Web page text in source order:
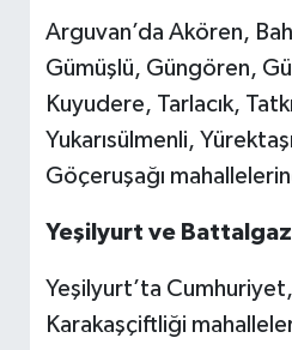
Arguvan’da Akören,
Gümüşlü, Güngören,
Kuyudere, Tarlacık,
Yukarısülmenli,
Göçeruşağı
Yeşilyurt ve
Yeşilyurt’ta
Karakaşçiftliği